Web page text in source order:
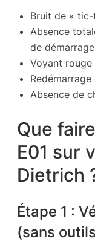
Bruit de «
Absence
de démarrage
Voyant
Absence de
Que
E01 sur
Dietrich
Étape 1 :
(sans